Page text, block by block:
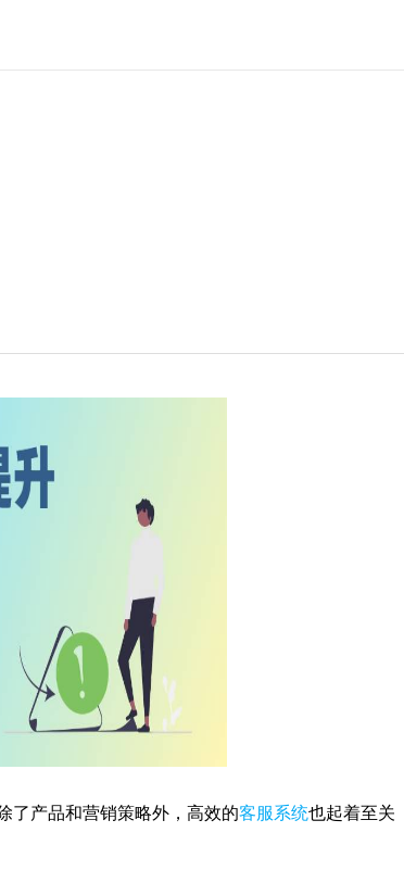
了产品和营销策略外，高效的客服系统也起着至关